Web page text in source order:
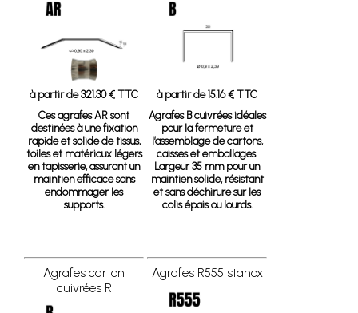
à partir de 321.30 € TTC
Ces agrafes AR sont
destinées à une fixation
rapide et solide de tissus,
toiles et matériaux légers
en tapisserie, assurant un
maintien efficace sans
endommager les
supports.
à partir de 15.16 € TTC
Agrafes B cuivrées idéales
pour la fermeture et
l’assemblage de cartons,
caisses et emballages.
Largeur 35 mm pour un
maintien solide, résistant
et sans déchirure sur les
colis épais ou lourds.
Agrafes carton
cuivrées R
Agrafes R555 stanox